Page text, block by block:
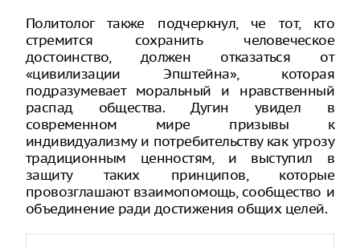
Политолог также подчеркнул, че тот, кто
стремится сохранить человеческое
достоинство, должен отказаться от
«цивилизации Эпштейна», которая
подразумевает моральный и нравственный
распад общества. Дугин увидел в
современном мире призывы к
индивидуализму и потребительству как угрозу
традиционным ценностям, и выступил в
защиту таких принципов, которые
провозглашают взаимопомощь, сообщество и
объединение ради достижения общих целей.